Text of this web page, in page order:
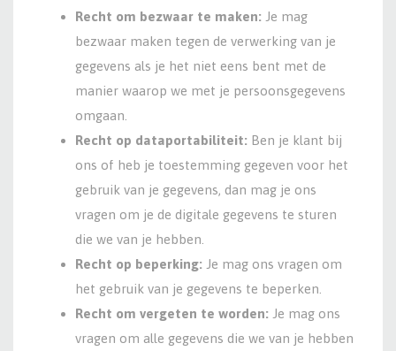
Recht om bezwaar te maken: Je mag
bezwaar maken tegen de verwerking van je
gegevens als je het niet eens bent met de
manier waarop we met je persoonsgegevens
omgaan.
Recht op dataportabiliteit: Ben je klant bij
ons of heb je toestemming gegeven voor het
gebruik van je gegevens, dan mag je ons
vragen om je de digitale gegevens te sturen
die we van je hebben.
Recht op beperking: Je mag ons vragen om
het gebruik van je gegevens te beperken.
Recht om vergeten te worden: Je mag ons
vragen om alle gegevens die we van je hebben